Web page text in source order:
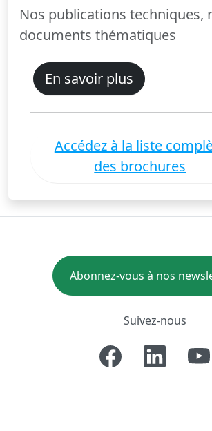
Nos publications techniques,
documents thématiques
En savoir plus
Accédez à la liste
des brochures
Abonnez-vous à nos
Suivez-nous